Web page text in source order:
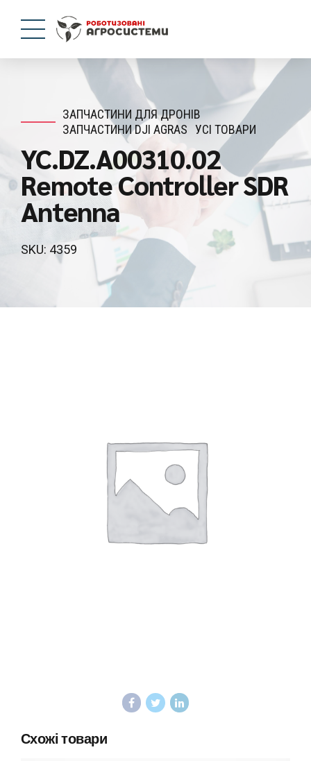
ЗАПЧАСТИНИ ДЛЯ ДРОНІВ
ЗАПЧАСТИНИ DJI AGRAS УСІ ТОВАРИ
YC.DZ.A00310.02
Remote Controller SDR
Antenna
SKU: 4359
Схожі товари